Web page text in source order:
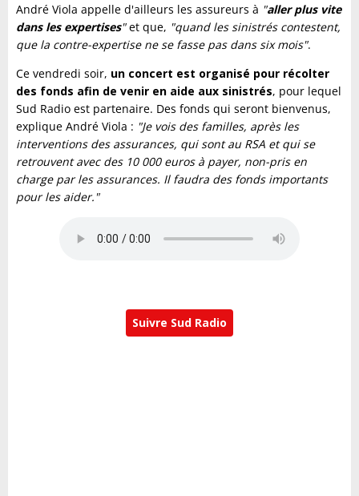
André Viola appelle d'ailleurs les assureurs à "aller plus vite
dans les expertises"et que, "quand les sinistrés contestent,
que la contre-expertise ne se fasse pas dans six mois".
Ce vendredi soir, un concert est organisé pour récolter
des fonds afin de venir en aide aux sinistrés, pour lequel
Sud Radio est partenaire. Des fonds qui seront bienvenus,
explique André Viola : "Je vois des familles, après les
interventions des assurances, qui sont au RSA et qui se
retrouvent avec des 10 000 euros à payer, non-pris en
charge par les assurances. Il faudra des fonds importants
pour les aider."
Suivre Sud Radio